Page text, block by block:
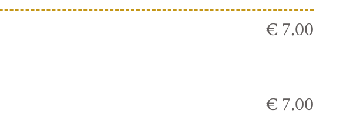
€ 7.00
€ 7.00